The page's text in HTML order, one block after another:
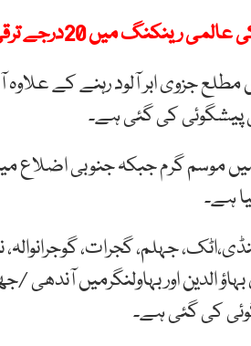
ترقی کے ساتھ 101 ویں نمبر پر پہنچ گیا
مطلع جزوی ابر آلود رہنے کے
کی گئی ہے۔
موسم گرم جبکہ جنوبی اضلاع
ہے۔
جہلم، گجرات، گوجرانوالہ،
الدین اور بہاولنگرمیں
کی گئی ہے۔